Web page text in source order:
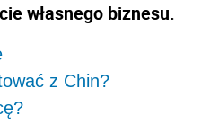
własnego biznesu.
z Chin?